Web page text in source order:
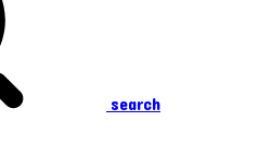
search